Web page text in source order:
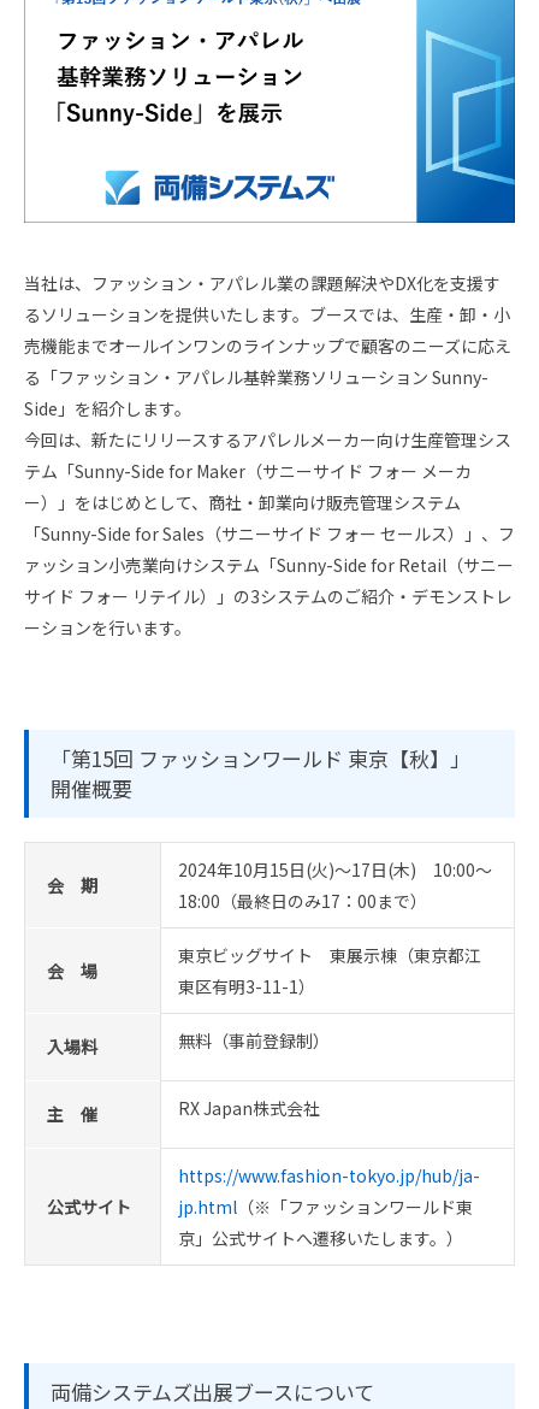
取得認証
当社は、ファッション・アパレル業の課題解決やDX化を支援す
るソリューションを提供いたします。ブースでは、生産・卸・小
売機能までオールインワンのラインナップで顧客のニーズに応え
る「ファッション・アパレル基幹業務ソリューション Sunny-
Side」を紹介します。
今回は、新たにリリースするアパレルメーカー向け生産管理シス
テム「Sunny-Side for Maker（サニーサイド フォー メーカ
ー）」をはじめとして、商社・卸業向け販売管理システム
「Sunny-Side for Sales（サニーサイド フォー セールス）」、フ
ァッション小売業向けシステム「Sunny-Side for Retail（サニー
サイド フォー リテイル）」の3システムのご紹介・デモンストレ
ーションを行います。
「第15回 ファッションワールド 東京【秋】」
開催概要
会 期
2024年10月15日(火)～17日(木) 10:00～
18:00（最終日のみ17：00まで）
会 場
東京ビッグサイト 東展示棟（東京都江
東区有明3-11-1）
入場料 無料（事前登録制）
主 催 RX Japan株式会社
公式サイト
https://www.fashion-tokyo.jp/hub/ja-
jp.html （※「ファッションワールド東
京」公式サイトへ遷移いたします。）
両備システムズ出展ブースについて